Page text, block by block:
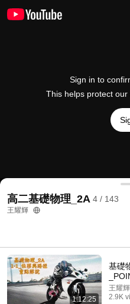
Sign in to
This helps protect our
基礎物理_2A_1-1_位移
@huie0626
Comments
Comment...
高二基礎物理_2A 4 / 143
王耀輝
1:12:25
基礎
王耀輝
2.9K